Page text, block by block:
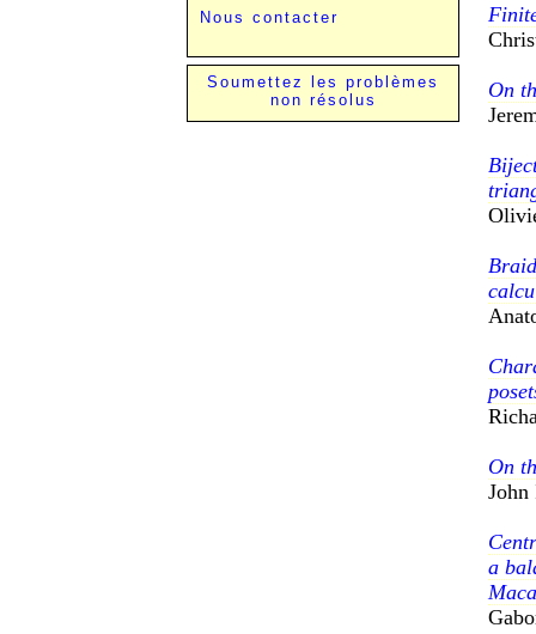
Nous contacter
Soumettez les problèmes
non résolus
On
On
a